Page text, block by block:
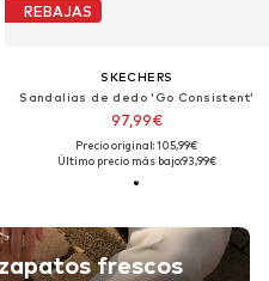
frescos
REBAJAS
SKECHERS
Sandalias de dedo 'Go Consistent'
97,99€
Precio original: 105,99€
Último precio más bajo:93,99€